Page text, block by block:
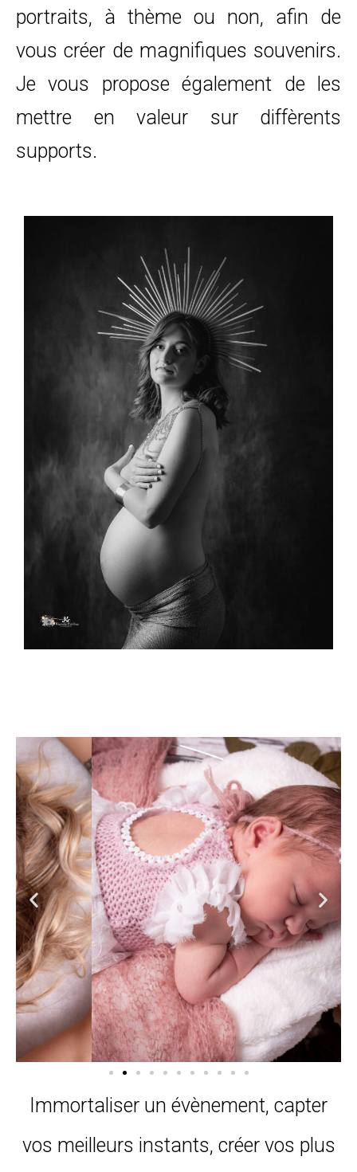
portraits, à thème ou non, afin de
vous créer de magnifiques souvenirs.
Je vous propose également de les
mettre en valeur sur diffèrents
supports.
Immortaliser un évènement, capter
vos meilleurs instants, créer vos plus